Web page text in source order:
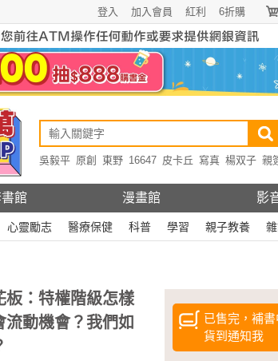
6折購
紅利
加入會員
登入
吳毅平 原創 東野 16647 皮卡丘 寫真 楊双子 親
館 漫畫館 影
心靈勵志 醫療保健 科普 學習 親子教養
已售完，補書
貨到通知我
板：特權階級怎樣
流動機會？我們如